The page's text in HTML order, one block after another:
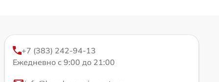
+7 (383) 242-94-13
Ежедневно с 9:00 до 21:00